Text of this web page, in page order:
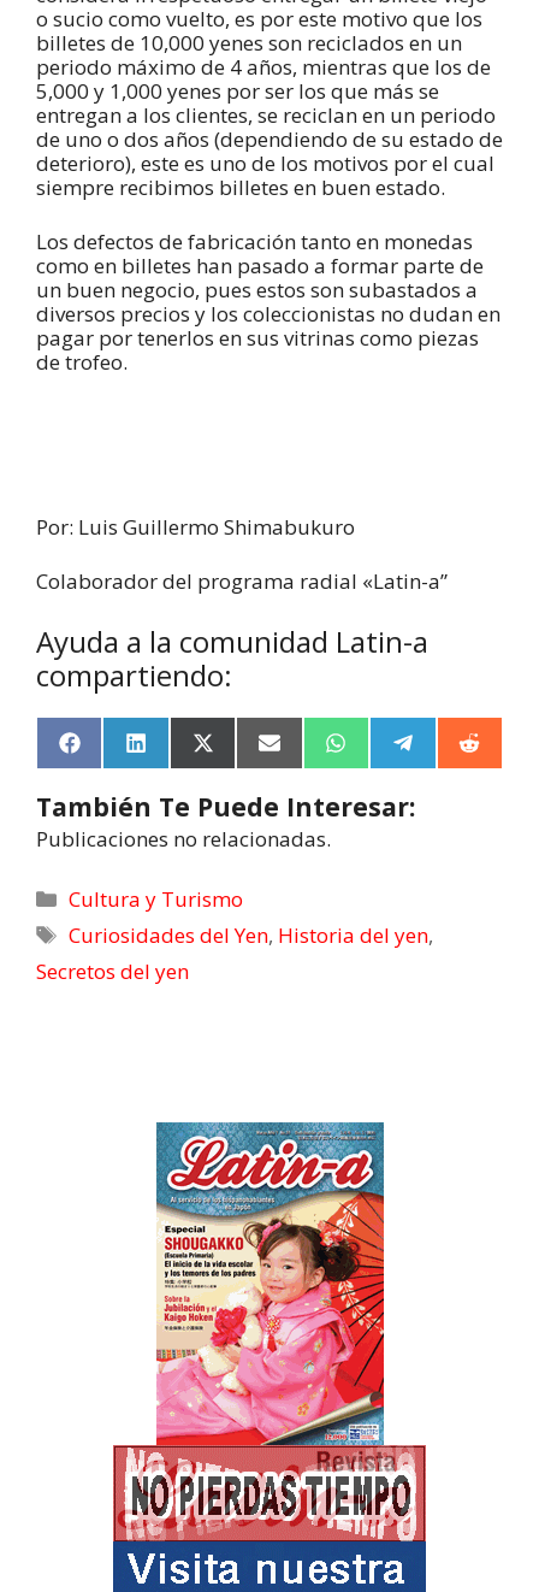
o sucio como vuelto, es por este motivo que los
billetes de 10,000 yenes son reciclados en un
periodo máximo de 4 años, mientras que los de
5,000 y 1,000 yenes por ser los que más se
entregan a los clientes, se reciclan en un periodo
de uno o dos años (dependiendo de su estado de
deterioro), este es uno de los motivos por el cual
siempre recibimos billetes en buen estado.
Los defectos de fabricación tanto en monedas
como en billetes han pasado a formar parte de
un buen negocio, pues estos son subastados a
diversos precios y los coleccionistas no dudan en
pagar por tenerlos en sus vitrinas como piezas
de trofeo.
Por: Luis Guillermo Shimabukuro
Colaborador del programa radial «Latin-a”
Ayuda a la comunidad Latin-a
compartiendo:
F
a
e
b
o
k
L
i
k
e
d
n
X
(
w
i
t
e
r
)
E
m
a
l
W
h
t
e
e
R
e
También Te Puede Interesar:
Publicaciones no relacionadas.
Cultura y Turismo
Curiosidades del Yen, Historia del yen,
Secretos del yen